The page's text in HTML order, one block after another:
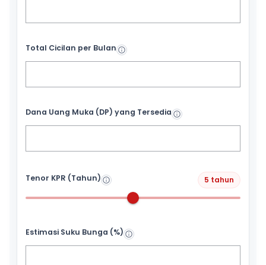
Total Cicilan per Bulan
Dana Uang Muka (DP) yang Tersedia
Tenor KPR (Tahun) 5 tahun
Estimasi Suku Bunga (%)